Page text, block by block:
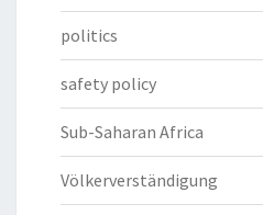
politics
safety policy
Sub-Saharan Africa
Völkerverständigung